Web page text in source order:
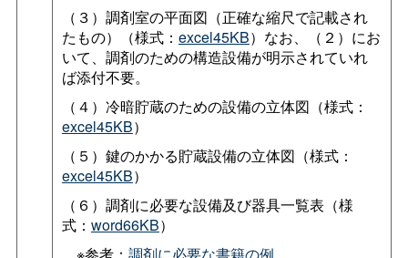
（３）調剤室の平面図（正確な縮尺で記載され
たもの）（様式： excel45KB）なお、（２）にお
いて、調剤のための構造設備が明示されていれ
ば添付不要。
（４）冷暗貯蔵のための設備の立体図（様式：
excel45KB）
（５）鍵のかかる貯蔵設備の立体図（様式：
excel45KB）
（６）調剤に必要な設備及び器具一覧表（様
式： word66KB）